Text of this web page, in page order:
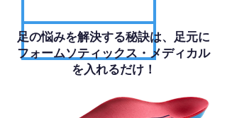
足の悩みを解決する秘訣は、足元に
フォームソティックス・メディカル
を入れるだけ！